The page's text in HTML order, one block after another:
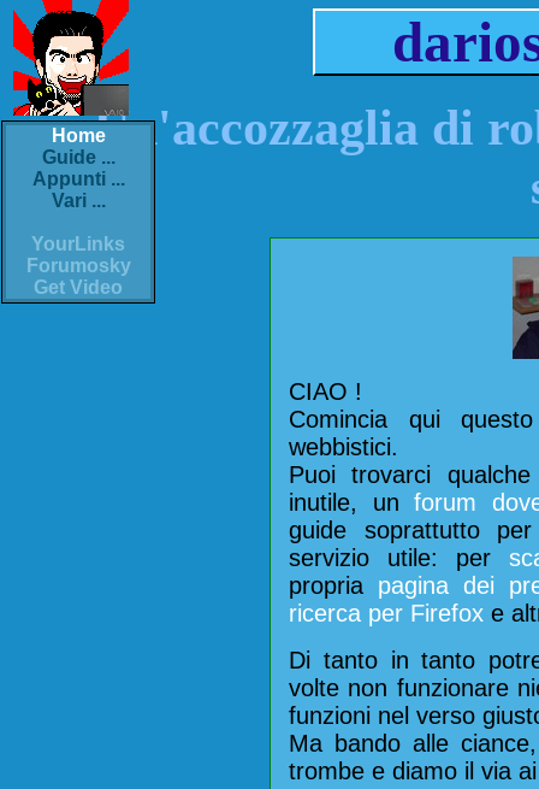
Un'accozzaglia di
CIAO !
Comincia qui
webbistici.
Puoi trovarci
inutile, unforum
guide soprattutto
servizio utile: per
propria pagina dei
ricerca per Firefox e
Di tanto in tanto
volte non funzionare
funzioni nel verso
Ma bando alle
trombe e diamo il via
Home
Guide ...
Appunti ...
Vari ...
YourLinks
Forumosky
Get Video